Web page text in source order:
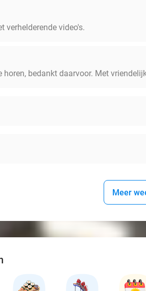
verhelderende video's.
horen, bedankt daarvoor. Met
Meer